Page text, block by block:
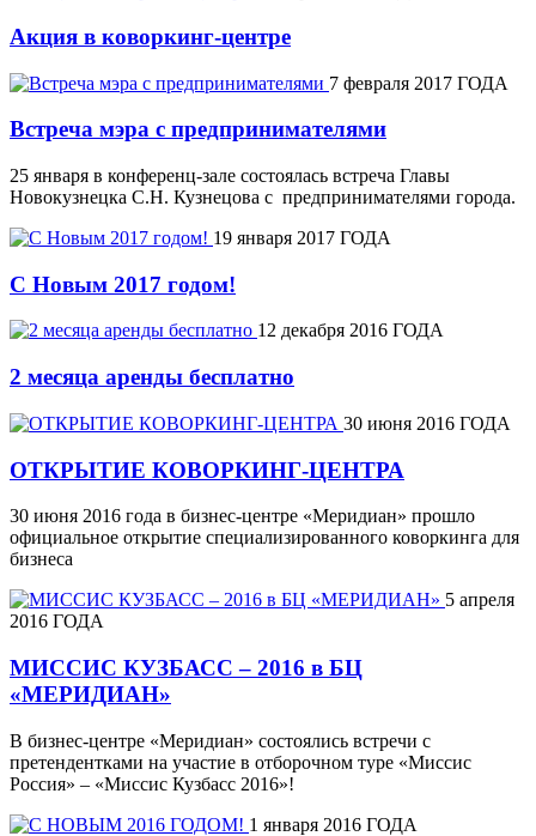
Акция в коворкинг-центре
7 февраля 2017 ГОДА
Встреча мэра с предпринимателями
25 января в конференц-зале состоялась встреча Главы
Новокузнецка С.Н. Кузнецова с предпринимателями города.
19 января 2017 ГОДА
С Новым 2017 годом!
12 декабря 2016 ГОДА
2 месяца аренды бесплатно
30 июня 2016 ГОДА
ОТКРЫТИЕ КОВОРКИНГ-ЦЕНТРА
30 июня 2016 года в бизнес-центре «Меридиан» прошло
официальное открытие специализированного коворкинга для
бизнеса
5 апреля
2016 ГОДА
МИССИС КУЗБАСС – 2016 в БЦ
«МЕРИДИАН»
В бизнес-центре «Меридиан» состоялись встречи с
претендентками на участие в отборочном туре «Миссис
Россия» – «Миссис Кузбасс 2016»!
1 января 2016 ГОДА